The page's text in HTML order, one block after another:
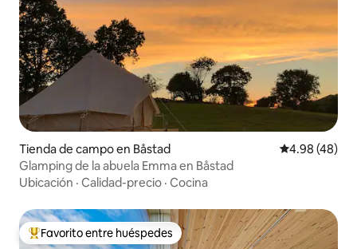
Tienda de campo en Båstad Calificación
4.98 (48)
Glamping de la abuela Emma en Båstad
Ubicación · Calidad-precio · Cocina
Favorito entre huéspedes preferido
Favorito entre huéspedes